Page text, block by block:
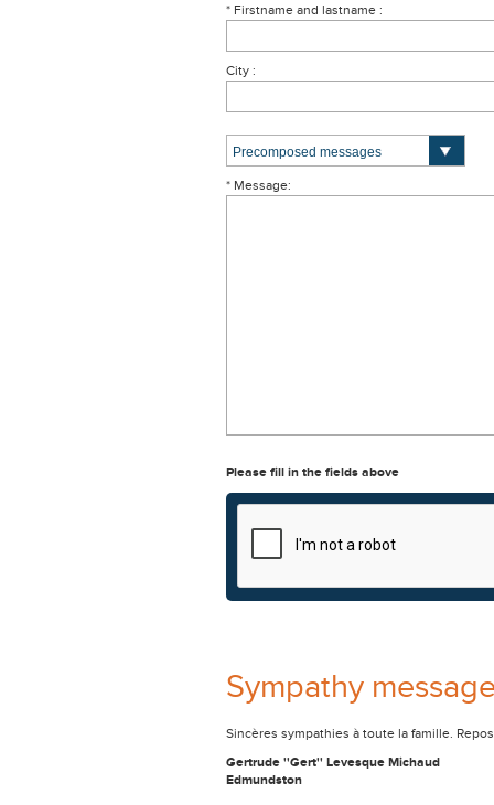
* Firstname and lastname :
City :
* Message:
Please fill in the fields above
Sympathy
Sincères sympathies à toute la famille.
Gertrude ''Gert'' Levesque Michaud
Edmundston